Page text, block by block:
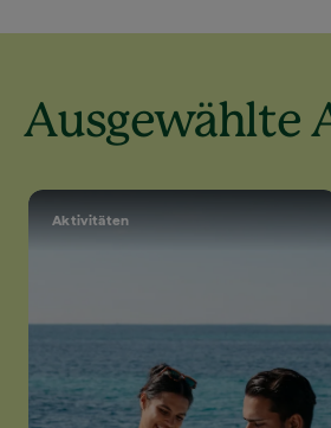
Ausgewählte
Aktivitäten